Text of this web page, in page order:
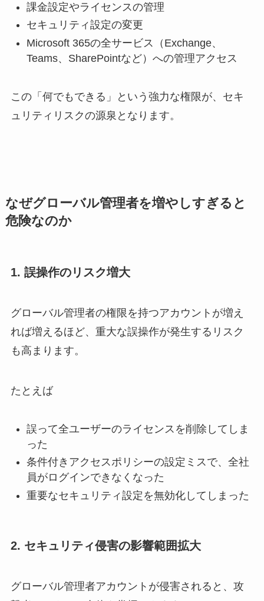
課金設定やライセンスの管理
セキュリティ設定の変更
Microsoft 365の全サービス（Exchange、
Teams、SharePointなど）への管理アクセス
この「何でもできる」という強力な権限が、セキ
ュリティリスクの源泉となります。
なぜグローバル管理者を増やしすぎると
危険なのか
1. 誤操作のリスク増大
グローバル管理者の権限を持つアカウントが増え
れば増えるほど、重大な誤操作が発生するリスク
も高まります。
たとえば
誤って全ユーザーのライセンスを削除してしま
った
条件付きアクセスポリシーの設定ミスで、全社
員がログインできなくなった
重要なセキュリティ設定を無効化してしまった
2. セキュリティ侵害の影響範囲拡大
グローバル管理者アカウントが侵害されると、攻